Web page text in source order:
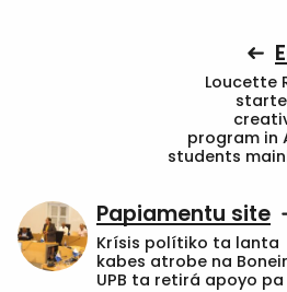
Loucette
program in
students
Papiamentu site
Krísis polítiko ta lanta
kabes atrobe na
UPB ta retirá apoyo pa